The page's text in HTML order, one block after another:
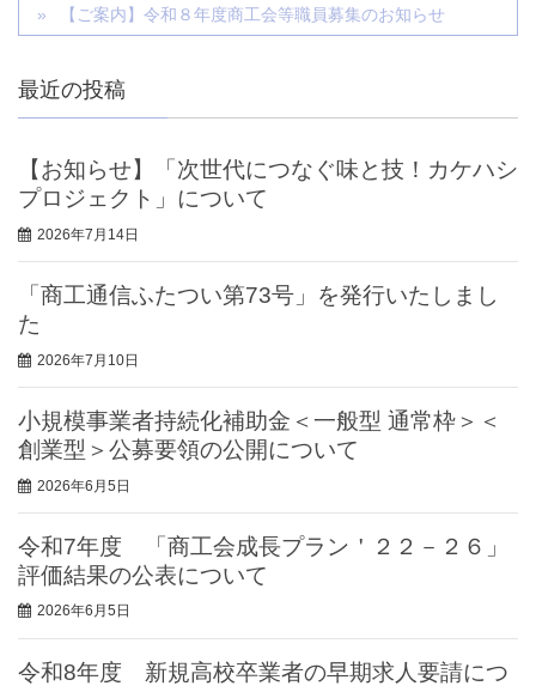
【ご案内】令和８年度商工会等職員募集のお知らせ
最近の投稿
【お知らせ】「次世代につなぐ味と技！カケハシ
プロジェクト」について
2026年7月14日
「商工通信ふたつい第73号」を発行いたしまし
た
2026年7月10日
小規模事業者持続化補助金＜一般型 通常枠＞＜
創業型＞公募要領の公開について
2026年6月5日
令和7年度 「商工会成長プラン＇２２－２６」
評価結果の公表について
2026年6月5日
令和8年度 新規高校卒業者の早期求人要請につ